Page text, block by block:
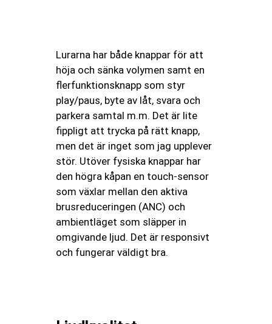
Lurarna har både knappar för att
höja och sänka volymen samt en
flerfunktionsknapp som styr
play/paus, byte av låt, svara och
parkera samtal m.m. Det är lite
fippligt att trycka på rätt knapp,
men det är inget som jag upplever
stör. Utöver fysiska knappar har
den högra kåpan en touch-sensor
som växlar mellan den aktiva
brusreduceringen (ANC) och
ambientläget som släpper in
omgivande ljud. Det är responsivt
och fungerar väldigt bra.